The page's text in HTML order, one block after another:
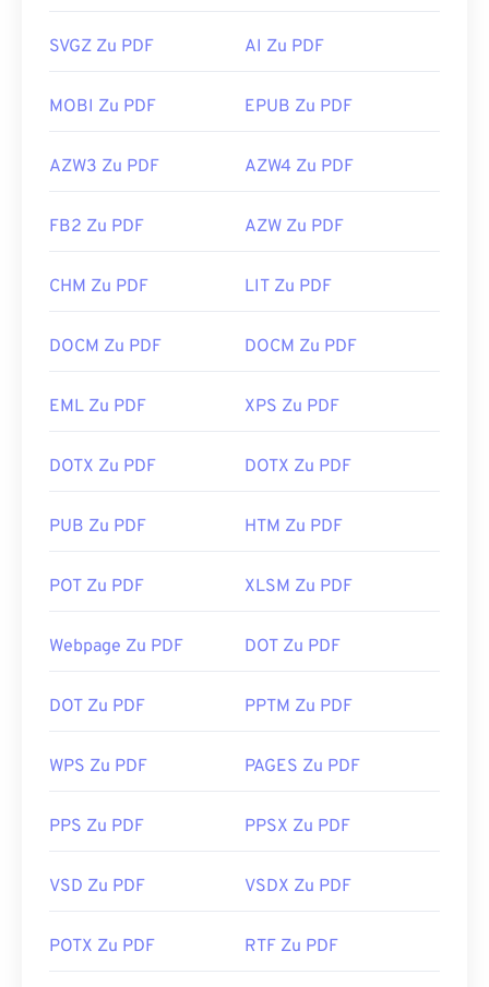
SVGZ Zu PDF AI Zu PDF
MOBI Zu PDF EPUB Zu PDF
AZW3 Zu PDF AZW4 Zu PDF
FB2 Zu PDF AZW Zu PDF
CHM Zu PDF LIT Zu PDF
DOCM Zu PDF DOCM Zu PDF
EML Zu PDF XPS Zu PDF
DOTX Zu PDF DOTX Zu PDF
PUB Zu PDF HTM Zu PDF
POT Zu PDF XLSM Zu PDF
Webpage Zu PDF DOT Zu PDF
DOT Zu PDF PPTM Zu PDF
WPS Zu PDF PAGES Zu PDF
PPS Zu PDF PPSX Zu PDF
VSD Zu PDF VSDX Zu PDF
POTX Zu PDF RTF Zu PDF